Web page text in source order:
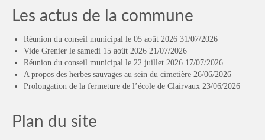
Les actus de la commune
Réunion du conseil municipal le 05 août 2026 31/07/2026
Vide Grenier le samedi 15 août 2026 21/07/2026
Réunion du conseil municipal le 22 juillet 2026 17/07/2026
A propos des herbes sauvages au sein du cimetière 26/06/2026
Prolongation de la fermeture de l’école de Clairvaux 23/06/2026
Plan du site